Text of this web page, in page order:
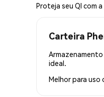
Proteja seu QI com
Carteira
Armazenamento
ideal.
Melhor para uso